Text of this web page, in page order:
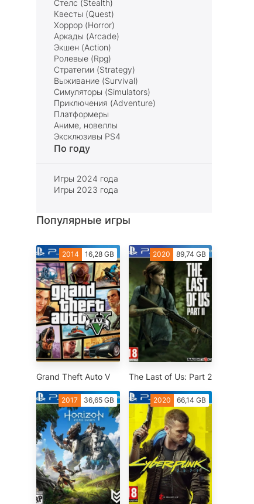
Стелс (Stealth)
Квесты (Quest)
Хоррор (Horror)
Аркады (Arcade)
Экшен (Action)
Ролевые (Rpg)
Стратегии (Strategy)
Выживание (Survival)
Симуляторы (Simulators)
Приключения (Adventure)
Платформеры
Аниме, новеллы
Эксклюзивы PS4
По году
Игры 2024 года
Игры 2023 года
Популярные игры
2014 16,28 GB
Grand Theft Auto V
2020 89,74 GB
The Last of Us: Part 2
2017 36,65 GB 2020 66,14 GB